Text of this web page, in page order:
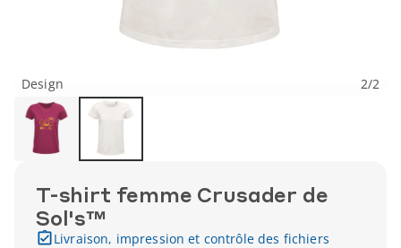
Design 2/2
T-shirt femme Crusader de
Sol's™
Livraison, impression et contrôle des fichiers